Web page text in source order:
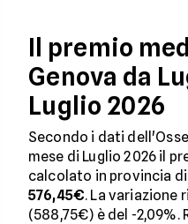
Il premio
Genova da
Luglio 2026
Secondo i dati
mese di Luglio 2026 il
calcolato in provincia
576,45€. La variazione
(588,75€) è del -